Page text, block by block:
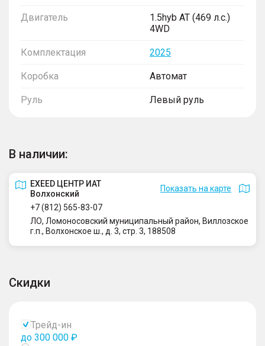
Двигатель
1.5hyb AT (469 л.с.)
4WD
Комплектация 2025
Коробка Автомат
Руль Левый руль
В наличии:
EXEED ЦЕНТР ИАТ
Волхонский
Показать на карте
+7 (812) 565-83-07
ЛО, Ломоносовский муниципальный район, Виллозское
г.п., Волхонское ш., д. 3, стр. 3, 188508
Скидки
Трейд-ин
до 300 000 ₽